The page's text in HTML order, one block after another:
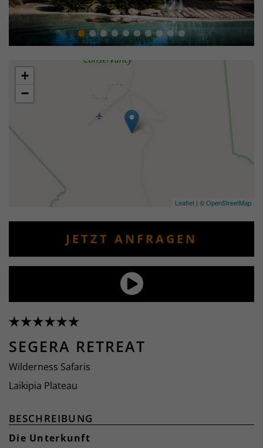
+
−
Leaflet | ©OpenStreetMap
JETZT ANFRAGEN
SEGERA RETREAT
Wilderness Safaris
Laikipia Plateau
BESCHREIBUNG
Die Unterkunft